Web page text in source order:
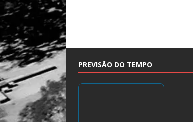
PREVISÃO DO TEMPO